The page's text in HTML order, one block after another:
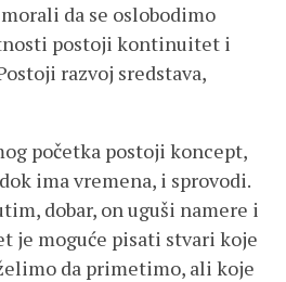
da se oslobodimo
postoji kontinuitet i
razvoj sredstava,
početka postoji koncept,
ima vremena, i sprovodi.
dobar, on uguši namere i
je moguće pisati stvari koje
da primetimo, ali koje